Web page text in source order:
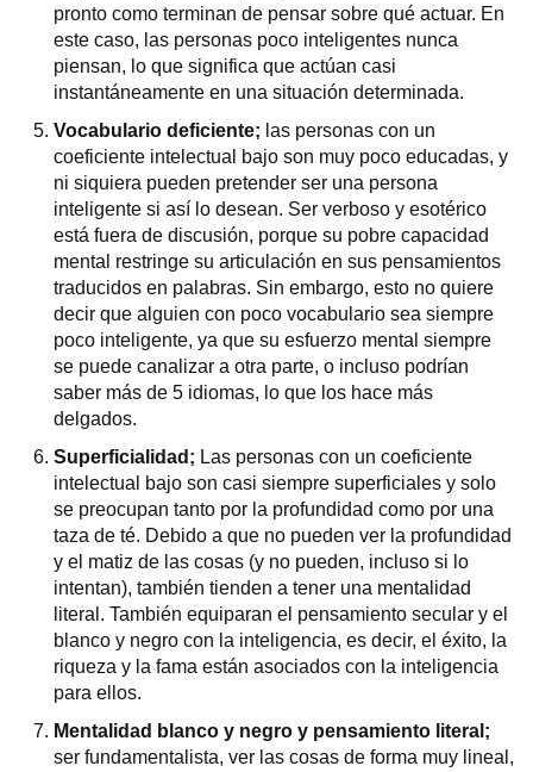
pronto como terminan de pensar sobre qué actuar. En
este caso, las personas poco inteligentes nunca
piensan, lo que significa que actúan casi
instantáneamente en una situación determinada.
Vocabulario deficiente; las personas con un
coeficiente intelectual bajo son muy poco educadas, y
ni siquiera pueden pretender ser una persona
inteligente si así lo desean. Ser verboso y esotérico
está fuera de discusión, porque su pobre capacidad
mental restringe su articulación en sus pensamientos
traducidos en palabras. Sin embargo, esto no quiere
decir que alguien con poco vocabulario sea siempre
poco inteligente, ya que su esfuerzo mental siempre
se puede canalizar a otra parte, o incluso podrían
saber más de 5 idiomas, lo que los hace más
delgados.
Superficialidad; Las personas con un coeficiente
intelectual bajo son casi siempre superficiales y solo
se preocupan tanto por la profundidad como por una
taza de té. Debido a que no pueden ver la profundidad
y el matiz de las cosas (y no pueden, incluso si lo
intentan), también tienden a tener una mentalidad
literal. También equiparan el pensamiento secular y el
blanco y negro con la inteligencia, es decir, el éxito, la
riqueza y la fama están asociados con la inteligencia
para ellos.
Mentalidad blanco y negro y pensamiento literal;
ser fundamentalista, ver las cosas de forma muy lineal,